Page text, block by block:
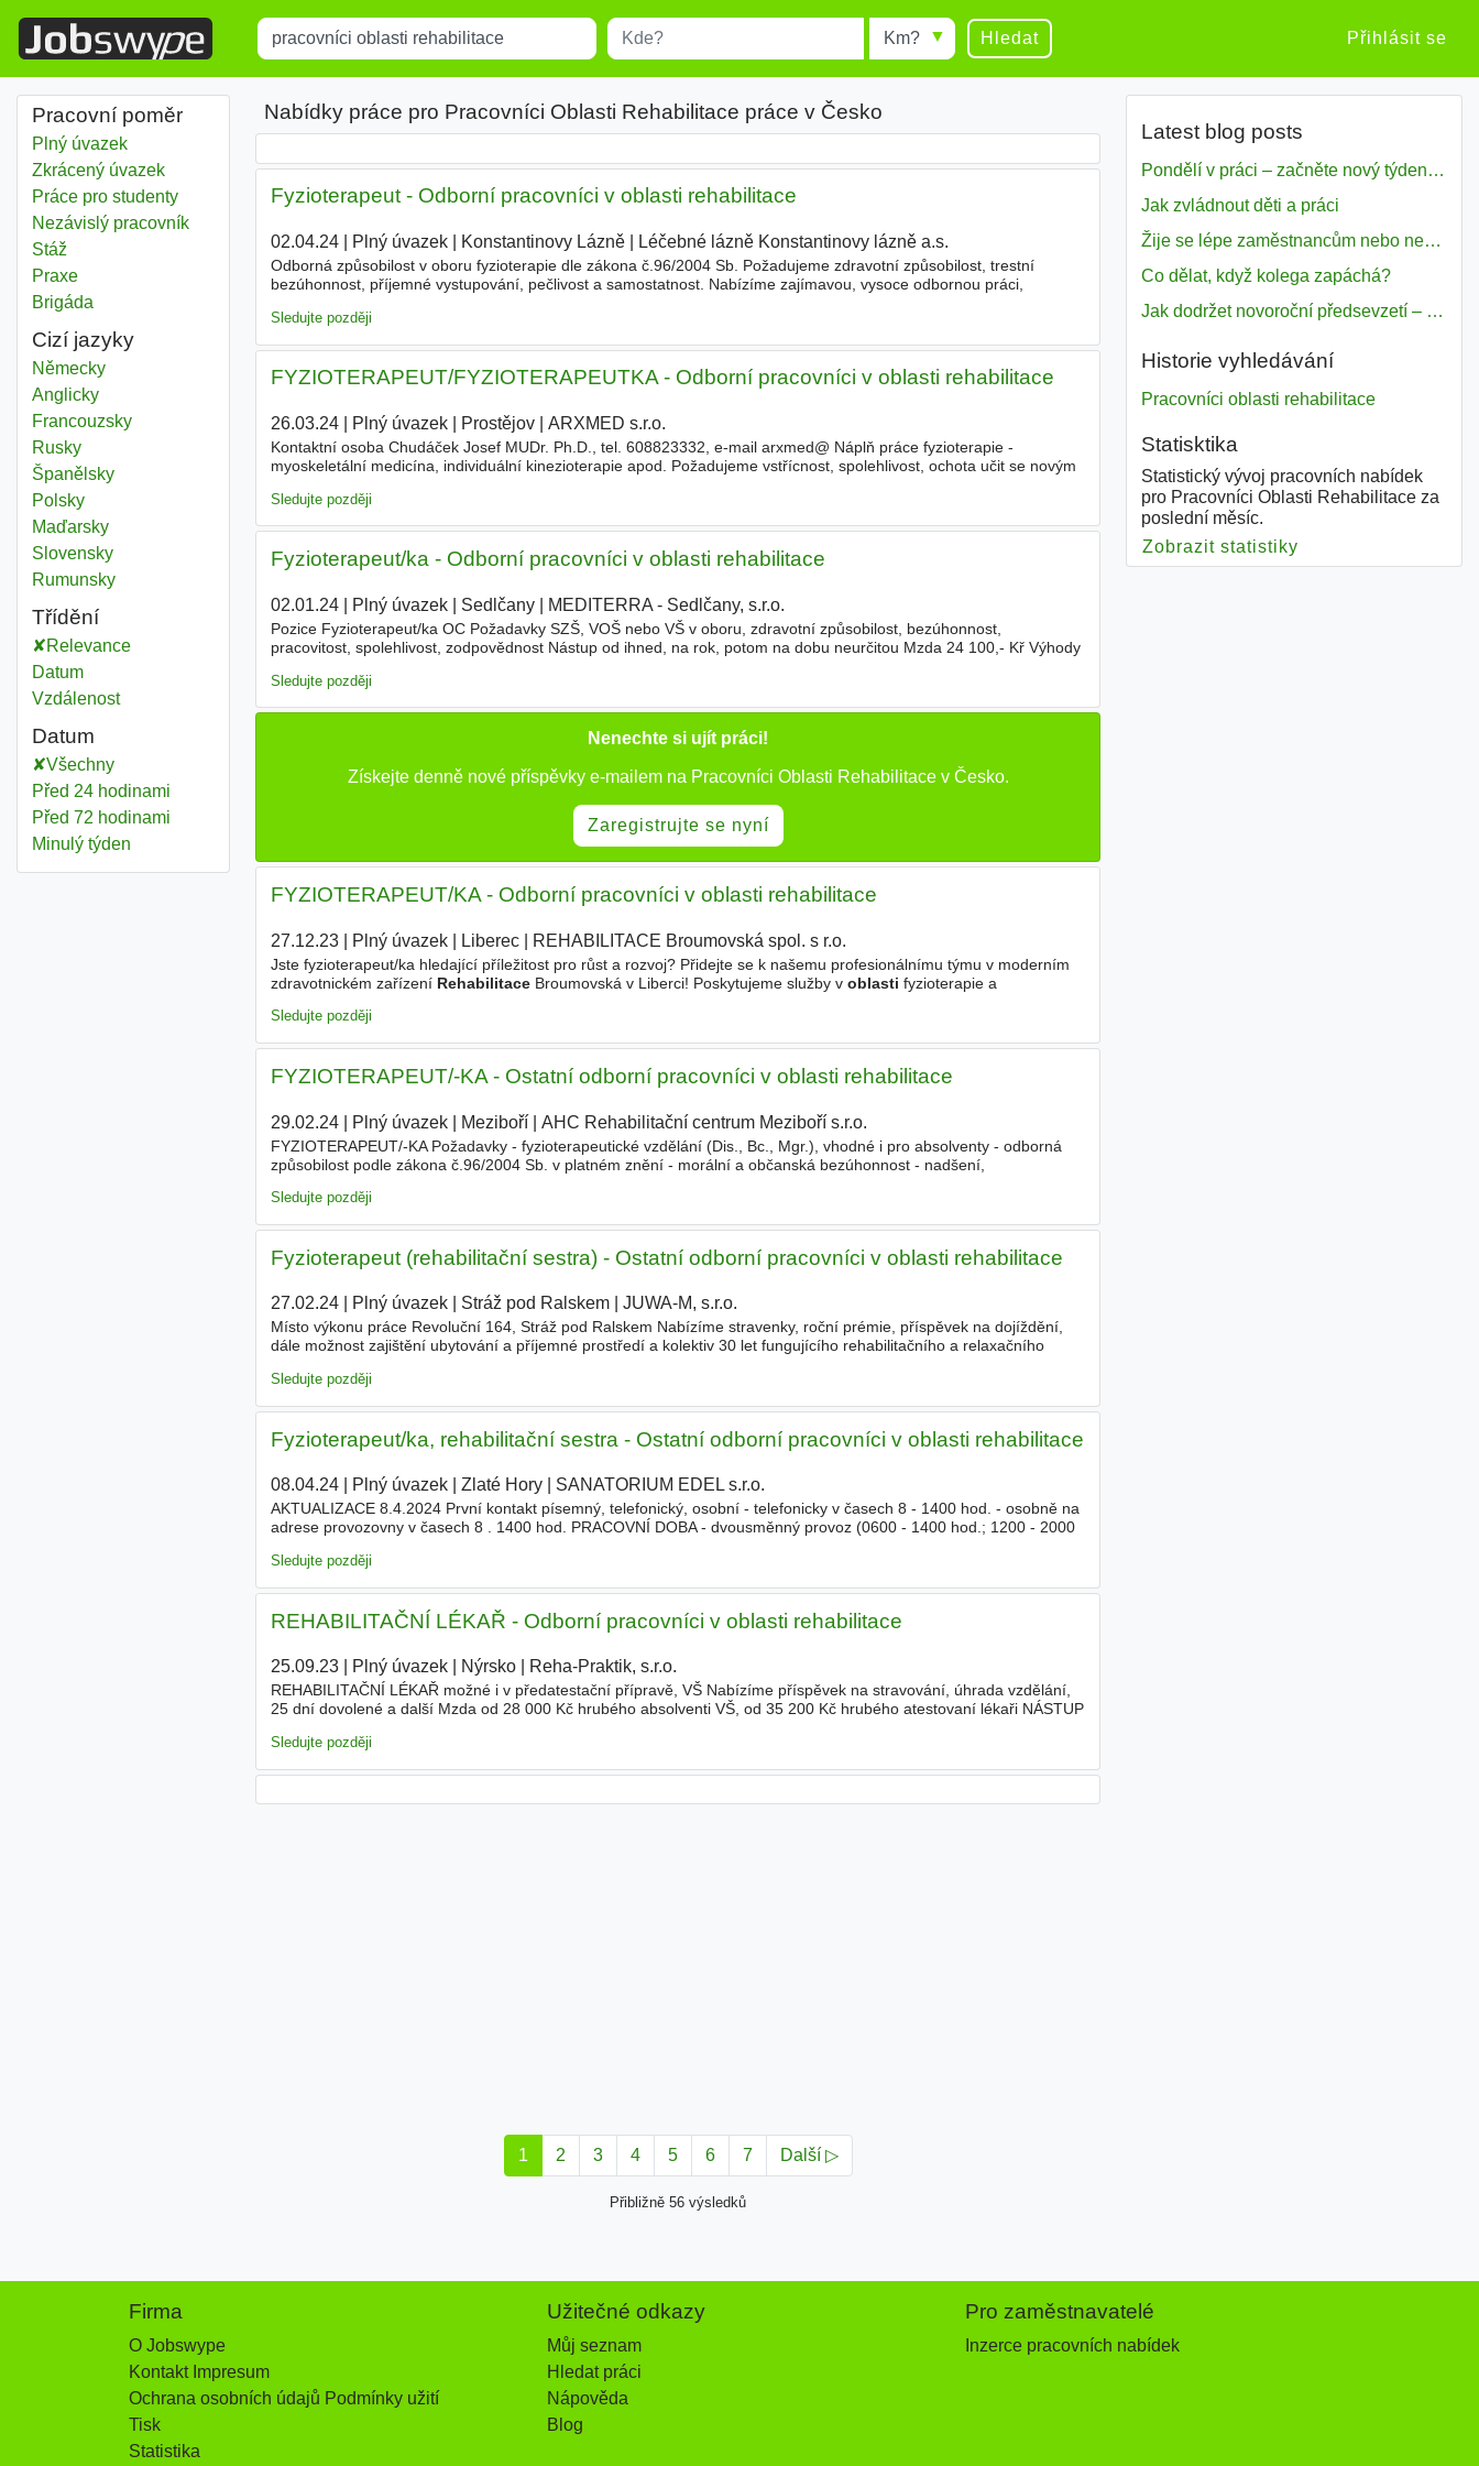
Title Místo Radius Hledat Přihlásit se
Pracovní poměr
Plný úvazek
Zkrácený úvazek
Práce pro studenty
Nezávislý pracovník
Stáž
Praxe
Brigáda
Cizí jazyky
Německy
Anglicky
Francouzsky
Rusky
Španělsky
Polsky
Maďarsky
Slovensky
Rumunsky
Třídění
Relevance
Datum
Vzdálenost
Datum
Všechny
Před 24 hodinami
Před 72 hodinami
Minulý týden
Nabídky práce pro Pracovníci Oblasti Rehabilitace práce v Česko
Fyzioterapeut - Odborní pracovníci v oblasti rehabilitace
02.04.24| Plný úvazek| Konstantinovy Lázně| Léčebné lázně Konstantinovy lázně a.s.
Odborná způsobilost v oboru fyzioterapie dle zákona č.96/2004 Sb. Požadujeme zdravotní způsobilost, trestní
bezúhonnost, příjemné vystupování, pečlivost a samostatnost. Nabízíme zajímavou, vysoce odbornou práci,
Sledujte později
FYZIOTERAPEUT/FYZIOTERAPEUTKA - Odborní pracovníci v oblasti rehabilitace
26.03.24| Plný úvazek| Prostějov| ARXMED s.r.o.
Kontaktní osoba Chudáček Josef MUDr. Ph.D., tel. 608823332, e-mail arxmed@ Náplň práce fyzioterapie -
myoskeletální medicína, individuální kinezioterapie apod. Požadujeme vstřícnost, spolehlivost, ochota učit se novým
Sledujte později
Fyzioterapeut/ka - Odborní pracovníci v oblasti rehabilitace
02.01.24| Plný úvazek| Sedlčany| MEDITERRA - Sedlčany, s.r.o.
Pozice Fyzioterapeut/ka OC Požadavky SZŠ, VOŠ nebo VŠ v oboru, zdravotní způsobilost, bezúhonnost,
pracovitost, spolehlivost, zodpovědnost Nástup od ihned, na rok, potom na dobu neurčitou Mzda 24 100,- Kř Výhody
Sledujte později
Nenechte si ujít práci!
Získejte denně nové příspěvky e-mailem na Pracovníci Oblasti Rehabilitace v Česko.
Zaregistrujte se nyní
FYZIOTERAPEUT/KA - Odborní pracovníci v oblasti rehabilitace
27.12.23| Plný úvazek| Liberec| REHABILITACE Broumovská spol. s r.o.
Jste fyzioterapeut/ka hledající příležitost pro růst a rozvoj? Přidejte se k našemu profesionálnímu týmu v moderním
zdravotnickém zařízení RehabilitaceBroumovská v Liberci! Poskytujeme služby v oblasti fyzioterapie a
Sledujte později
FYZIOTERAPEUT/-KA - Ostatní odborní pracovníci v oblasti rehabilitace
29.02.24| Plný úvazek| Meziboří| AHC Rehabilitační centrum Meziboří s.r.o.
FYZIOTERAPEUT/-KA Požadavky - fyzioterapeutické vzdělání (Dis., Bc., Mgr.), vhodné i pro absolventy - odborná
způsobilost podle zákona č.96/2004 Sb. v platném znění - morální a občanská bezúhonnost - nadšení,
Sledujte později
Fyzioterapeut (rehabilitační sestra) - Ostatní odborní pracovníci v oblasti rehabilitace
27.02.24| Plný úvazek| Stráž pod Ralskem| JUWA-M, s.r.o.
Místo výkonu práce Revoluční 164, Stráž pod Ralskem Nabízíme stravenky, roční prémie, příspěvek na dojíždění,
dále možnost zajištění ubytování a příjemné prostředí a kolektiv 30 let fungujícího rehabilitačního a relaxačního
Sledujte později
Fyzioterapeut/ka, rehabilitační sestra - Ostatní odborní pracovníci v oblasti rehabilitace
08.04.24| Plný úvazek| Zlaté Hory| SANATORIUM EDEL s.r.o.
AKTUALIZACE 8.4.2024 První kontakt písemný, telefonický, osobní - telefonicky v časech 8 - 1400 hod. - osobně na
adrese provozovny v časech 8 . 1400 hod. PRACOVNÍ DOBA - dvousměnný provoz (0600 - 1400 hod.; 1200 - 2000
Sledujte později
REHABILITAČNÍ LÉKAŘ - Odborní pracovníci v oblasti rehabilitace
25.09.23| Plný úvazek| Nýrsko| Reha-Praktik, s.r.o.
REHABILITAČNÍ LÉKAŘ možné i v předatestační přípravě, VŠ Nabízíme příspěvek na stravování, úhrada vzdělání,
25 dní dovolené a další Mzda od 28 000 Kč hrubého absolventi VŠ, od 35 200 Kč hrubého atestovaní lékaři NÁSTUP
Sledujte později
1 2 3 4 5 6 7 Další ▷
Přibližně 56 výsledků
Latest blog posts
Pondělí v práci – začněte nový týden s motivací
Jak zvládnout děti a práci
Žije se lépe zaměstnancům nebo nezavislým pracovníkům
Co dělat, když kolega zapáchá?
Jak dodržet novoroční předsevzetí – naše tipy pro dobrý začátek roku 2018
Historie vyhledávání
Pracovníci oblasti rehabilitace
Statisktika
Statistický vývoj pracovních nabídek
pro Pracovníci Oblasti Rehabilitace za
poslední měsíc.
Zobrazit statistiky
Firma
O Jobswype
Kontakt Impresum
Ochrana osobních údajů Podmínky užití
Tisk
Statistika
Užitečné odkazy
Můj seznam
Hledat práci
Nápověda
Blog
Pro zaměstnavatelé
Inzerce pracovních nabídek